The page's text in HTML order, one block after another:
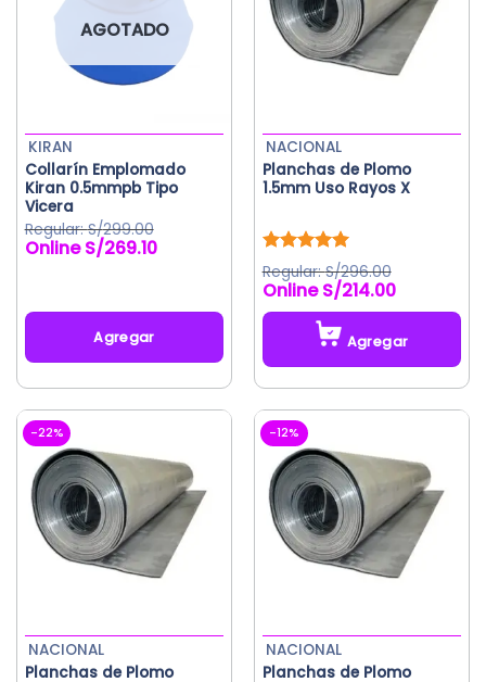
AGOTADO
Collarín Emplomado
Kiran 0.5mmpb Tipo
Vicera
KIRAN
S/299.00
El
S/299.00.
S/269.10El
S/269.10.
Agregar
Planchas de Plomo
1.5mm Uso Rayos X
Valorado
con5.00
de 5
NACIONAL
S/296.00
S/214.00
Agregar
tiene
múltiples
variantes.
Las
opciones
se
pueden
página
de
-22%
Planchas de Plomo
NACIONAL
-12%
Planchas de Plomo
NACIONAL